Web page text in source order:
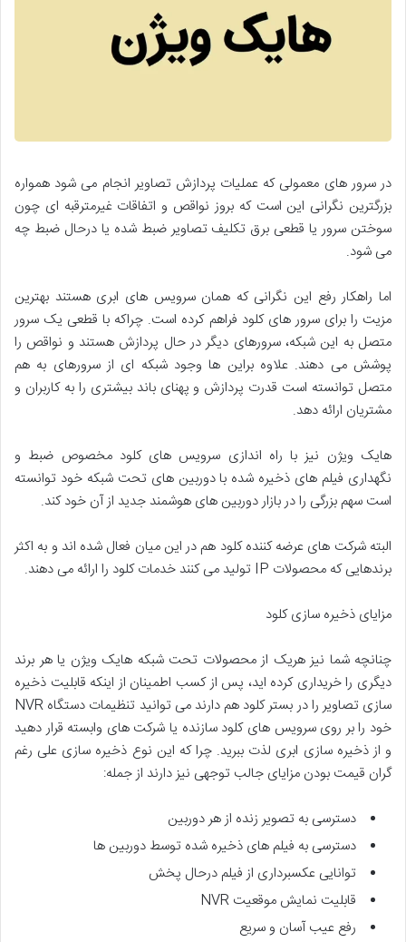
در سرور های معمولی که عملیات پردازش تصاویر انجام می شود همواره
بزرگترین نگرانی این است که بروز نواقص و اتفاقات غیرمترقبه ای چون
سوختن سرور یا قطعی برق تکلیف تصاویر ضبط شده یا درحال ضبط چه
می شود.
اما راهکار رفع این نگرانی که همان سرویس های ابری هستند بهترین
مزیت را برای سرور های کلود فراهم کرده است. چراکه با قطعی یک سرور
متصل به این شبکه، سرورهای دیگر در حال پردازش هستند و نواقص را
پوشش می دهند. علاوه براین ها وجود شبکه ای از سرورهای به هم
متصل توانسته است قدرت پردازش و پهنای باند بیشتری را به کاربران و
مشتریان ارائه دهد.
هایک ویژن نیز با راه اندازی سرویس های کلود مخصوص ضبط و
نگهداری فیلم های ذخیره شده با دوربین های تحت شبکه خود توانسته
است سهم بزرگی را در بازار دوربین های هوشمند جدید از آن خود کند.
البته شرکت های عرضه کننده کلود هم در این میان فعال شده اند و به اکثر
برندهایی که محصولات IP تولید می کنند خدمات کلود را ارائه می دهند.
مزایای ذخیره سازی کلود
چنانچه شما نیز هریک از محصولات تحت شبکه هایک ویژن یا هر برند
دیگری را خریداری کرده اید، پس از کسب اطمینان از اینکه قابلیت ذخیره
سازی تصاویر را در بستر کلود هم دارند می توانید تنظیمات دستگاه NVR
خود را بر روی سرویس های کلود سازنده یا شرکت های وابسته قرار دهید
و از ذخیره سازی ابری لذت ببرید. چرا که این نوع ذخیره سازی علی رغم
گران قیمت بودن مزایای جالب توجهی نیز دارند از جمله:
دسترسی به تصویر زنده از هر دوربین
دسترسی به فیلم های ذخیره شده توسط دوربین ها
توانایی عکسبرداری از فیلم درحال پخش
قابلیت نمایش موقعیت NVR
رفع عیب آسان و سریع